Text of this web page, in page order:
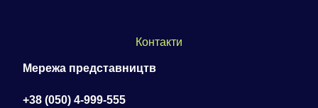
Контакти
Мережа представництв
+38 (050) 4-999-555